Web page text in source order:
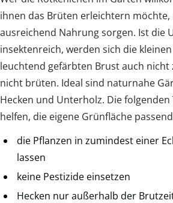
ihnen das Brüten erleichtern
ausreichend Nahrung sorgen. Ist die
insektenreich, werden sich die
leuchtend gefärbten Brust auch nicht
nicht brüten. Ideal sind naturnahe
Hecken und Unterholz. Die
helfen, die eigene Grünfläche
die Pflanzen in zumindest einer
lassen
keine Pestizide einsetzen
Hecken nur außerhalb der